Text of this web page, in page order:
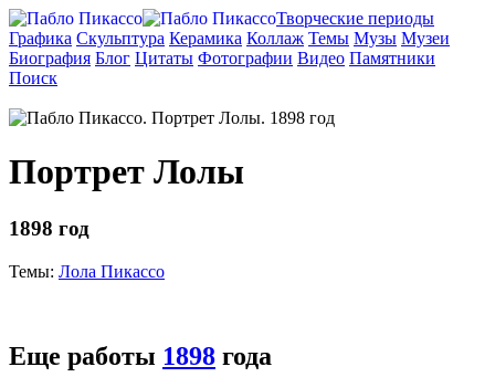
Творческие периоды
Графика Скульптура Керамика Коллаж Темы Музы Музеи
Биография Блог Цитаты Фотографии Видео Памятники
Поиск
Портрет Лолы
1898 год
Темы: Лола Пикассо
Еще работы 1898 года